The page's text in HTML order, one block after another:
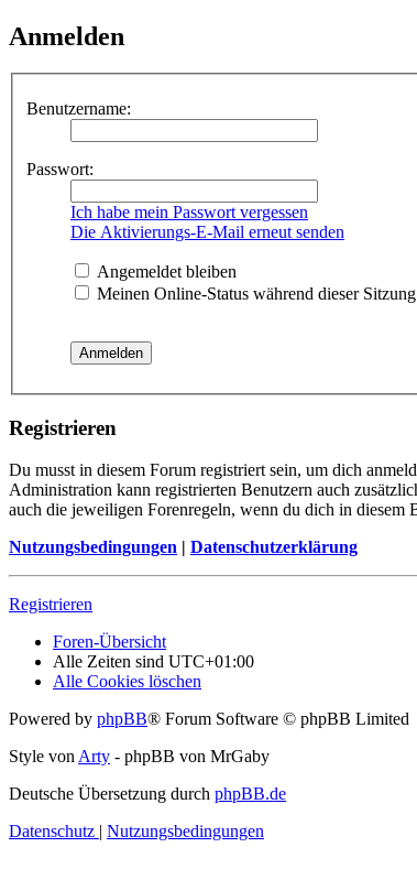
Anmelden
Benutzername:
Passwort:
Ich habe mein Passwort vergessen
Die Aktivierungs-E-Mail erneut senden
Angemeldet bleiben
Meinen Online-Status während dieser
Registrieren
Du musst in diesem Forum registriert sein, um dich
Administration kann registrierten Benutzern auch
auch die jeweiligen Forenregeln, wenn du dich in diesem
Nutzungsbedingungen | Datenschutzerklärung
Registrieren
Foren-Übersicht
Alle Zeiten sind UTC+01:00
Alle Cookies löschen
Powered by phpBB® Forum Software © phpBB Limited
Style vonArty - phpBB von MrGaby
Deutsche Übersetzung durch phpBB.de
Datenschutz | Nutzungsbedingungen